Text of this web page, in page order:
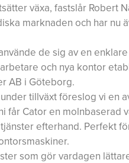
växa, fastslår Robert
marknaden och har nu
de sig av en
och nya kontor
AB i Göteborg.
tillväxt föreslog vi en
får Cator en molnbaserad
efterhand. Perfekt
som gör vardagen